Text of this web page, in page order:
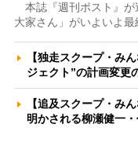
本誌『週刊ポスト』が
大家さん」がいよいよ
【独走スクープ・み
ジェクト”の計画変更
【追及スクープ・み
明かされる柳瀬健一